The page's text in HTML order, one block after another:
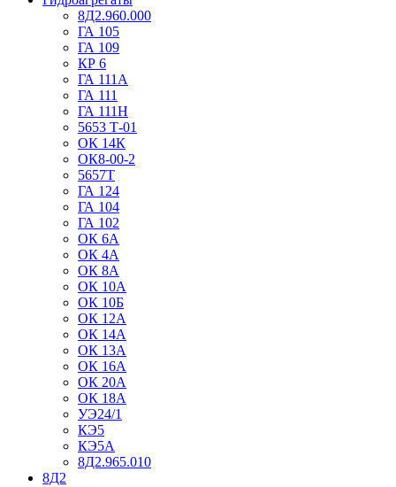
8Д2.960.000
ГА 105
ГА 109
КР 6
ГА 111А
ГА 111
ГА 111Н
5653 Т-01
ОК 14К
ОК8-00-2
5657Т
ГА 124
ГА 104
ГА 102
ОК 6А
ОК 4А
ОК 8А
ОК 10А
ОК 10Б
ОК 12А
ОК 14А
ОК 13А
ОК 16А
ОК 20А
ОК 18А
УЭ24/1
КЭ5
КЭ5А
8Д2.965.010
8Д2